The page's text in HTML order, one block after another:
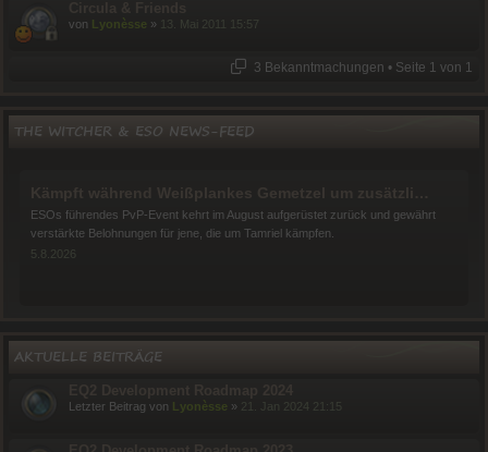
von Lyonèsse » 13. Mai 2011 15:57
3 Bekanntmachungen • Seite 1 von 1
THE WITCHER & ESO NEWS-FEED
ESOs führendes PvP-Event kehrt im August aufgerüstet zurück und gewährt
verstärkte Belohnungen für jene, die um Tamriel kämpfen.
5.8.2026
ihr könnt uns dabei helfen, es auf die Probe zu stellen.
Schaut euch schon vorab einige der mammuthaften(!) Höhepunkte an, die im
AKTUELLE BEITRÄGE
Letzter Beitrag von Lyonèsse » 21. Jan 2024 21:15